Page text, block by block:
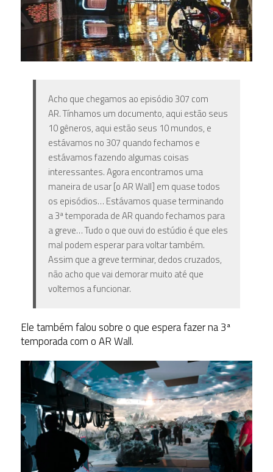
Acho que chegamos ao episódio 307 com
AR. Tínhamos um documento, aqui estão seus
10 gêneros, aqui estão seus 10 mundos, e
estávamos no 307 quando fechamos e
estávamos fazendo algumas coisas
interessantes. Agora encontramos uma
maneira de usar [o AR Wall] em quase todos
os episódios… Estávamos quase terminando
a 3ª temporada de AR quando fechamos para
a greve… Tudo o que ouvi do estúdio é que eles
mal podem esperar para voltar também.
Assim que a greve terminar, dedos cruzados,
não acho que vai demorar muito até que
voltemos a funcionar.
Ele também falou sobre o que espera fazer na 3ª
temporada com o AR Wall.